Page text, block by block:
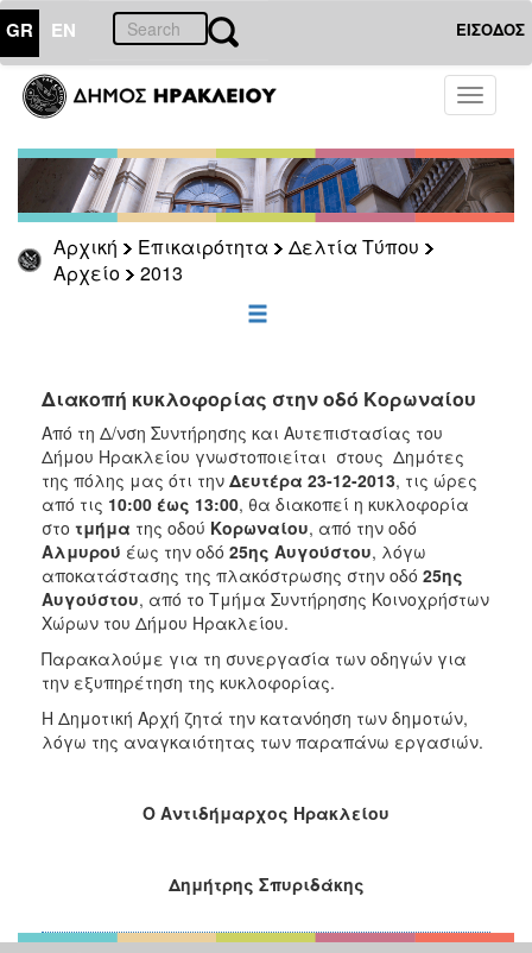
GR EN ΕΙΣΟΔΟΣ
Toggle
Αρχική Επικαιρότητα
Δελτία Τύπου
Αρχείο
2013
ΕΠΙΚΑΙΡΟΤΗΤΑ
Τύπου
Αρχείο
2026
2025
2021
2020
2019
2018
2017
2016
2015
2013
2012
2011
Διακοπή κυκλοφορίας στην οδό Κορωναίου
Από τη Δ/νση Συντήρησης και Αυτεπιστασίας του
Δήμου Ηρακλείου γνωστοποιείται στους Δημότες
της πόλης μας ότι την Δευτέρα 23-12-2013, τις ώρες
από τις 10:00 έως 13:00, θα διακοπεί η κυκλοφορία
στο τμήμα της οδού Κορωναίου, από την οδό
Αλμυρού έως την οδό 25ης Αυγούστου, λόγω
αποκατάστασης της πλακόστρωσης στην οδό 25ης
Αυγούστου, από το Τμήμα Συντήρησης Κοινοχρήστων
Χώρων του Δήμου Ηρακλείου.
Παρακαλούμε για τη συνεργασία των οδηγών για
την εξυπηρέτηση της κυκλοφορίας.
Η Δημοτική Αρχή ζητά την κατανόηση των δημοτών,
λόγω της αναγκαιότητας των παραπάνω εργασιών.
O Αντιδήμαρχος Ηρακλείου
Δημήτρης Σπυριδάκης